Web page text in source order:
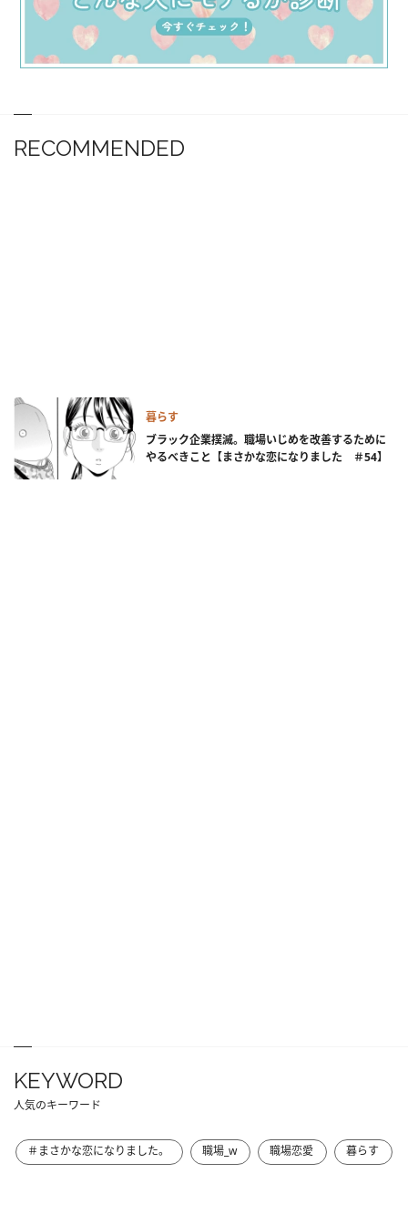
RECOMMENDED
暮らす
ブラック企業撲滅。職場いじめを改善するために
やるべきこと【まさかな恋になりました ＃54】
KEYWORD
人気のキーワード
＃まさかな恋になりました。 職場_w 職場恋愛 暮らす